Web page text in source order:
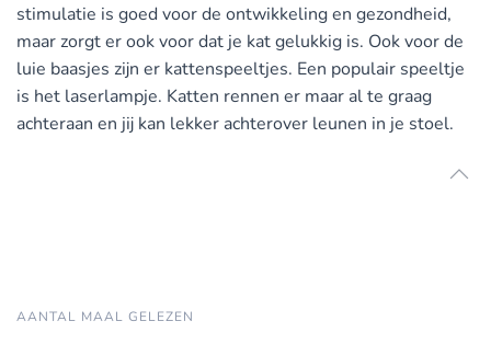
stimulatie is goed voor de ontwikkeling en gezondheid,
maar zorgt er ook voor dat je kat gelukkig is. Ook voor de
luie baasjes zijn er kattenspeeltjes. Een populair speeltje
is het laserlampje. Katten rennen er maar al te graag
achteraan en jij kan lekker achterover leunen in je stoel.
AANTAL MAAL GELEZEN